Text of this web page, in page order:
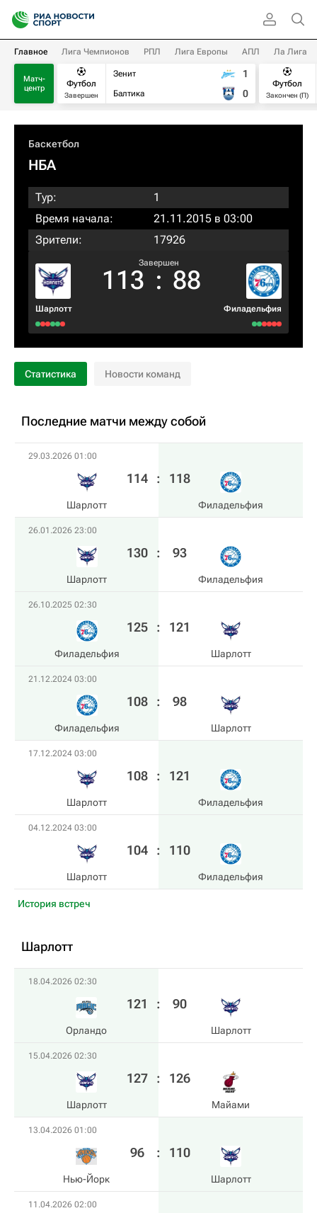
Главное Лига Чемпионов РПЛ Лига Европы АПЛ Ла Лига
Матч-
центр
Футбол
Завершен
Зенит
Балтика
1
0
Футбол
Закончен (П)
Баскетбол
НБА
Тур:
1
Время начала:
21.11.2015 в 03:00
Зрители:
17926
Шарлотт
Завершен
113 : 88
Филадельфия
Статистика Новости команд
Последние матчи между собой
29.03.2026 01:00
Шарлотт
114 : 118
Филадельфия
26.01.2026 23:00
Шарлотт
130 : 93
Филадельфия
26.10.2025 02:30
Филадельфия
125 : 121
Шарлотт
21.12.2024 03:00
Филадельфия
108 : 98
Шарлотт
17.12.2024 03:00
Шарлотт
108 : 121
Филадельфия
04.12.2024 03:00
Шарлотт
104 : 110
Филадельфия
История встреч
Шарлотт
18.04.2026 02:30
Орландо
121 : 90
Шарлотт
15.04.2026 02:30
Шарлотт
127 : 126
Майами
13.04.2026 01:00
Нью-Йорк
96 : 110
Шарлотт
11.04.2026 02:00